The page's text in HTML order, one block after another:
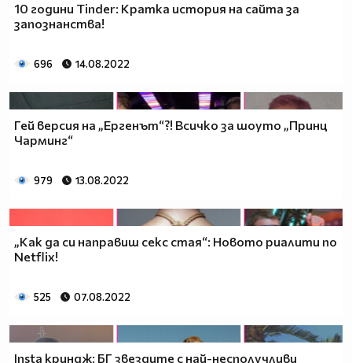
10 години Tinder: Кратка история на сайта за
запознанства!
696 14.08.2022
Гей версия на „Ергенът“?! Всичко за шоуто „Принц
Чарминг“
979 13.08.2022
„Как да си направиш секс стая“: Новото риалити по
Netflix!
525 07.08.2022
Insta криндж: БГ звездите с най-несполучливи